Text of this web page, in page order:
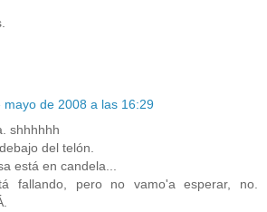
mayo de 2008 a las 16:29
shhhhhh
del telón.
está en candela...
fallando, pero no vamo'a esperar, no.